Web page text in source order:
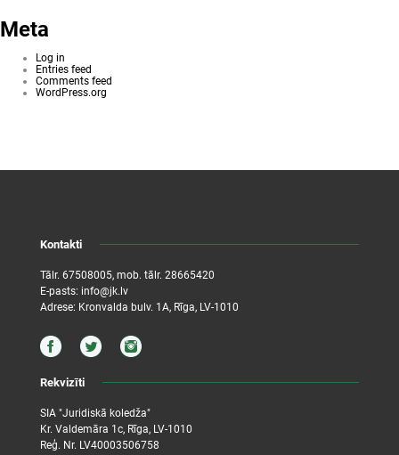
Meta
Log in
Entries feed
Comments feed
WordPress.org
Kontakti
Tālr. 67508005, mob. tālr. 28665420
E-pasts: info@jk.lv
Adrese: Kronvalda bulv. 1A, Rīga, LV-1010
Rekvizīti
SIA "Juridiskā koledža"
Kr. Valdemāra 1c, Rīga, LV-1010
Reģ. Nr. LV40003506758